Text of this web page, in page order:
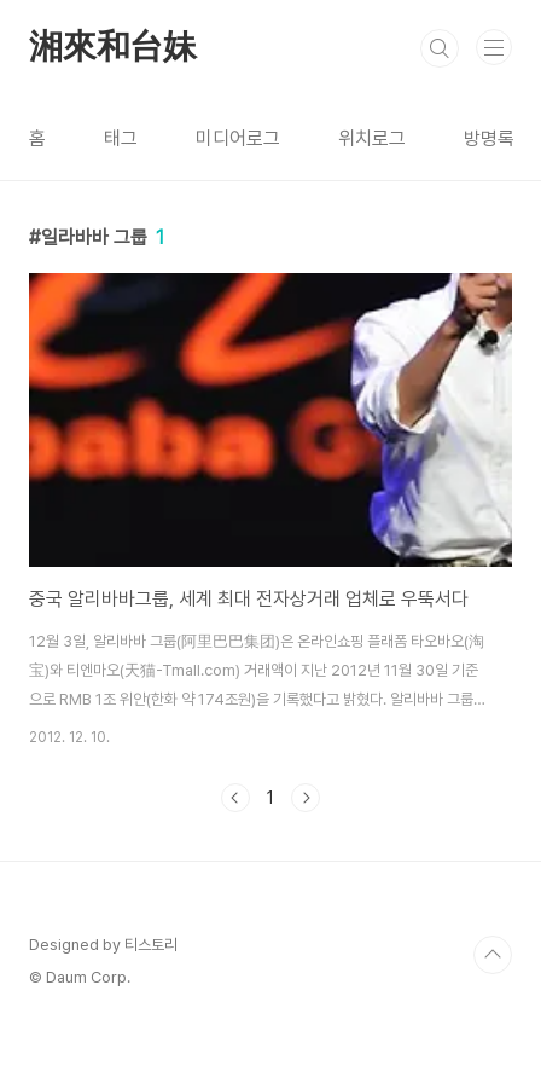
湘來和台妹
홈 태그 미디어로그 위치로그 방명록
일라바바 그룹 1
중국 알리바바그룹, 세계 최대 전자상거래 업체로 우뚝서다
12월 3일, 알리바바 그룹(阿里巴巴集团)은 온라인쇼핑 플래폼 타오바오(淘
宝)와 티엔마오(天猫-Tmall.com) 거래액이 지난 2012년 11월 30일 기준
으로 RMB 1조 위안(한화 약 174조원)을 기록했다고 밝혔다. 알리바바 그룹
CEO인 마윈(马云)은 지난 9월, 올해 타오바오 거래액이 1조가 넘을것으로 호
시장에 소셜네트워크 SNS가 활용되면서 많은 변화와 중국 인터넷시장에서 의
2012. 12. 10.
1
Designed by 티스토리
© Daum Corp.